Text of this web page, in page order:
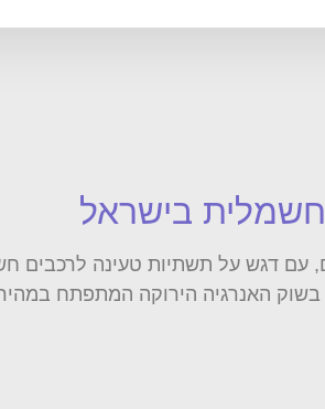
בישראל
דגש על תשתיות טעינה לרכבים
בשוק האנרגיה הירוקה המתפתח